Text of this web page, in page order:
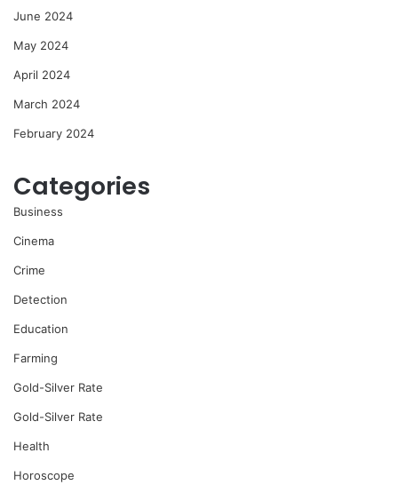
June 2024
May 2024
April 2024
March 2024
February 2024
Categories
Business
Cinema
Crime
Detection
Education
Farming
Gold-Silver Rate
Gold-Silver Rate
Health
Horoscope